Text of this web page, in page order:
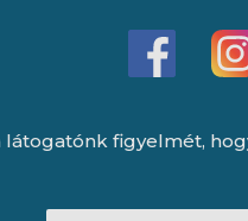
figyelmét,